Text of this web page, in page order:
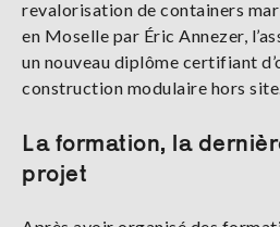
revalorisation de containers
en Moselle par Éric Annezer,
un nouveau diplôme certifiant
construction modulaire hors
La formation, la
projet